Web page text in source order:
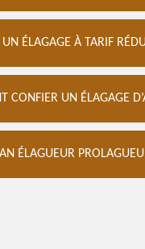
ÉLAGAGE À TARIF
CONFIER UN ÉLAGAGE
ÉLAGUEUR